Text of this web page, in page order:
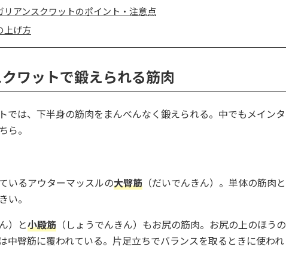
リアンスクワットのポイント・注意点
上げ方
ワットで鍛えられる筋肉
では、下半身の筋肉をまんべんなく鍛えられる。中でもメインタ
ら。
いるアウターマッスルの大臀筋 （だいでんきん）。単体の筋肉と
い。
）と小殿筋 （しょうでんきん）もお尻の筋肉。お尻の上のほうの
中臀筋に覆われている。片足立ちでバランスを取るときに使われ